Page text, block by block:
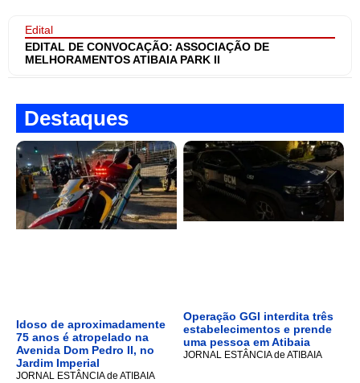
Edital
EDITAL DE CONVOCAÇÃO: ASSOCIAÇÃO DE
MELHORAMENTOS ATIBAIA PARK II
Destaques
Idoso de aproximadamente
75 anos é atropelado na
Avenida Dom Pedro II, no
Jardim Imperial
JORNAL ESTÂNCIA de ATIBAIA
Operação GGI interdita três
estabelecimentos e prende
uma pessoa em Atibaia
JORNAL ESTÂNCIA de ATIBAIA